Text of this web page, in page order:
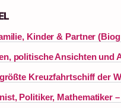
Kinder & Partner
politische Ansichten und
Kreuzfahrtschiff der
Politiker, Mathematiker